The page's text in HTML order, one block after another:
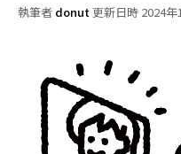
執筆者 donut 更新日時 2024年